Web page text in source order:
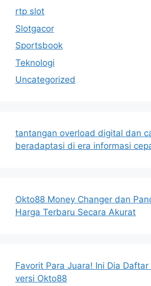
rtp slot
Slotgacor
Sportsbook
Teknologi
Uncategorized
tantangan overload digital dan
beradaptasi di era informasi
Okto88 Money Changer dan
Harga Terbaru Secara Akurat
Favorit Para Juara! Ini Dia Daftar
versi Okto88